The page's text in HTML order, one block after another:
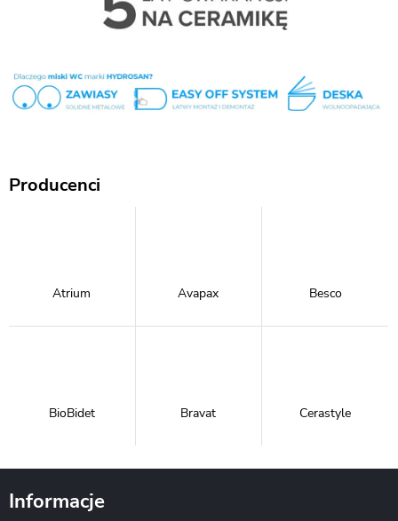
Producenci
Atrium Avapax Besco
BioBidet Bravat Cerastyle
Informacje